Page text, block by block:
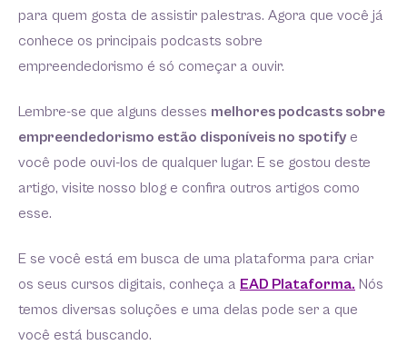
para quem gosta de assistir palestras. Agora que você já
conhece os principais podcasts sobre
empreendedorismo é só começar a ouvir.
Lembre-se que alguns desses melhores podcasts sobre
empreendedorismo estão disponíveis no spotifye
você pode ouvi-los de qualquer lugar. E se gostou deste
artigo, visite nosso blog e confira outros artigos como
esse.
E se você está em busca de uma plataforma para criar
os seus cursos digitais, conheça a EAD Plataforma. Nós
temos diversas soluções e uma delas pode ser a que
você está buscando.